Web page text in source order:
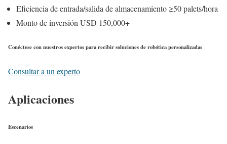
Eficiencia de entrada/salida de almacenamiento ≥50 palets/hora
Monto de inversión USD 150,000+
Conéctese con nuestros expertos para recibir soluciones de robótica personalizadas
Consultar a un experto
Aplicaciones
Escenarios